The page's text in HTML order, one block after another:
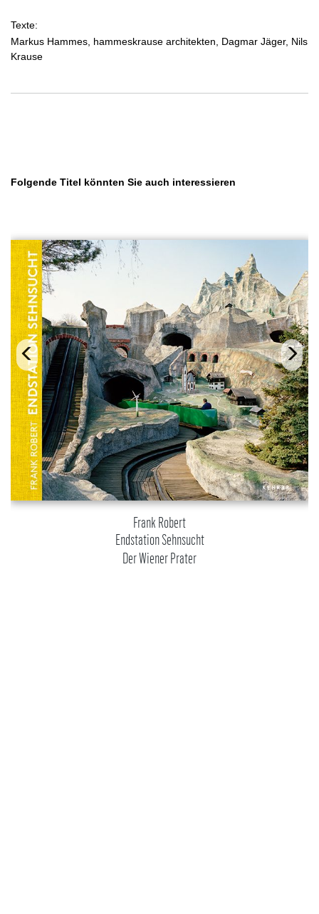
Texte:
Markus Hammes, hammeskrause architekten, Dagmar Jäger, Nils
Krause
Produktgalerie überspringen
Folgende Titel könnten Sie auch interessieren
Frank Robert
Endstation Sehnsucht
Der Wiener Prater